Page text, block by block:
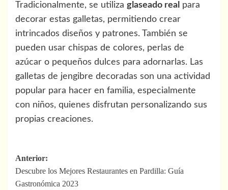
Tradicionalmente, se utiliza glaseado real para
decorar estas galletas, permitiendo crear
intrincados diseños y patrones. También se
pueden usar chispas de colores, perlas de
azúcar o pequeños dulces para adornarlas. Las
galletas de jengibre decoradas son una actividad
popular para hacer en familia, especialmente
con niños, quienes disfrutan personalizando sus
propias creaciones.
Navegación
de
Anterior:
Descubre los Mejores Restaurantes en Pardilla: Guía
Gastronómica 2023